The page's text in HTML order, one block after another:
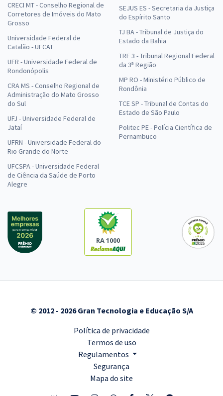
CRECI MT - Conselho Regional de
Corretores de Imóveis do Mato
Grosso
Universidade Federal de
Catalão - UFCAT
UFR - Universidade Federal de
Rondonópolis
CRA MS - Conselho Regional de
Administração do Mato Grosso
do Sul
UFJ - Universidade Federal de
Jataí
UFRN - Universidade Federal do
Rio Grande do Norte
UFCSPA - Universidade Federal
de Ciência da Saúde de Porto
Alegre
SEJUS ES - Secretaria da Justiça
do Espírito Santo
TJ BA - Tribunal de Justiça do
Estado da Bahia
TRF 3 - Tribunal Regional Federal
da 3ª Região
MP RO - Ministério Público de
Rondônia
TCE SP - Tribunal de Contas do
Estado de São Paulo
Politec PE - Polícia Científica de
Pernambuco
RA 1000
© 2012 - 2026 Gran Tecnologia e Educação S/A
Política de privacidade
Termos de uso
Regulamentos
Segurança
Mapa do site